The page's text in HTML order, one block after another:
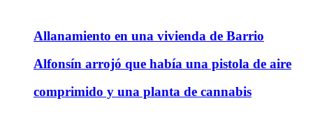
Allanamiento en una vivienda de Barrio
Alfonsín arrojó que había una pistola de aire
comprimido y una planta de cannabis